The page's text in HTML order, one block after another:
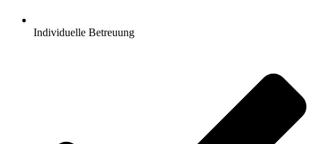
Individuelle Betreuung